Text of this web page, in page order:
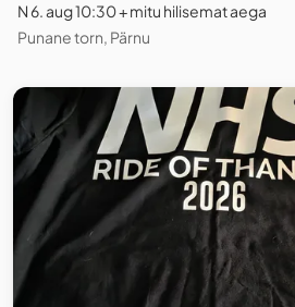
N 6. aug 10:30 + mitu hilisemat aega
Punane torn, Pärnu